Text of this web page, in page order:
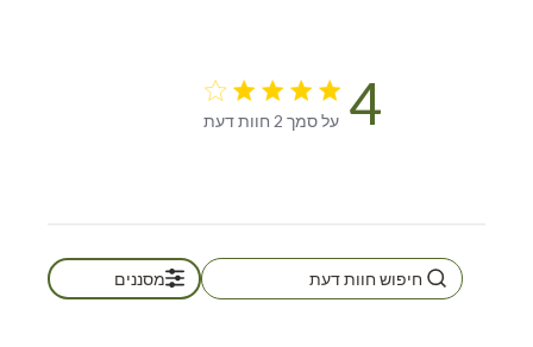
4
4 star rating
על סמך 2 חוות דעת
מסננים